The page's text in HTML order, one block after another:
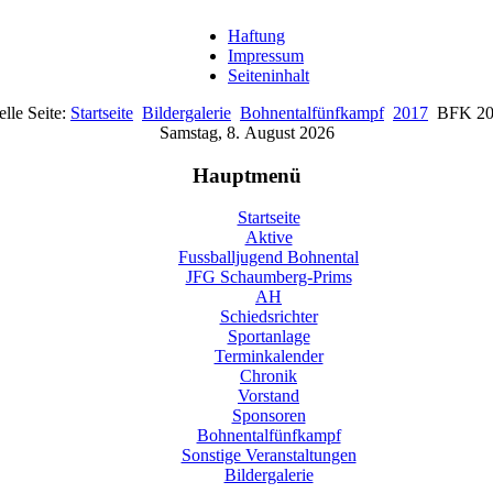
Haftung
Impressum
Seiteninhalt
Seite: Startseite Bildergalerie Bohnentalfünfkampf 2017 BFK
Samstag, 8. August 2026
Hauptmenü
Startseite
Aktive
Fussballjugend Bohnental
JFG Schaumberg-Prims
AH
Schiedsrichter
Sportanlage
Terminkalender
Chronik
Vorstand
Sponsoren
Bohnentalfünfkampf
Sonstige Veranstaltungen
Bildergalerie